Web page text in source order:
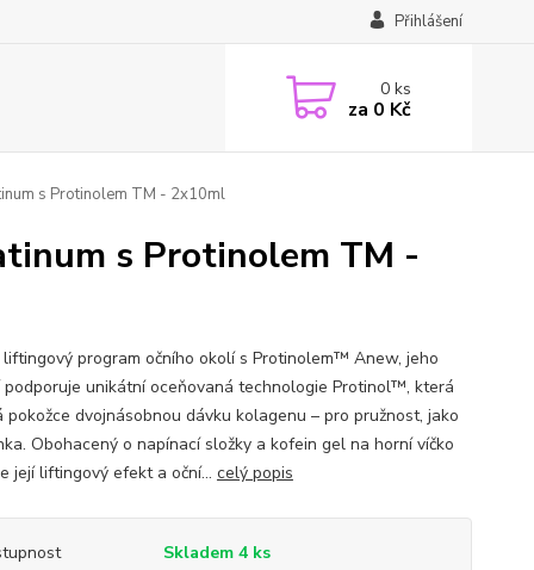
Přihlášení
0ks
za 0 Kč
s Protinolem TM - 2x10ml
s Protinolem TM -
program očního okolí s Protinolem™ Anew, jeho
podporuje unikátní oceňovaná technologie Protinol™, která
pokožce dvojnásobnou dávku kolagenu – pro pružnost, jako
Obohacený o napínací složky a kofein gel na horní víčko
její liftingový efekt a oční... celý popis
Skladem 4 ks